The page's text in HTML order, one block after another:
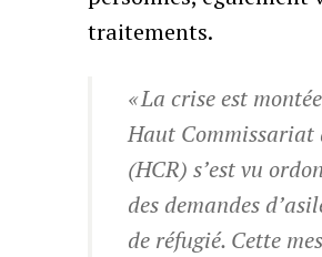
traitements.
« La crise est
Haut Commissariat
(HCR) s’est vu
des demandes
de réfugié. Cette